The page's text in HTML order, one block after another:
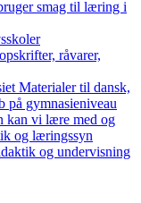
smag til læring i
råvarer,
Materialer til dansk,
gymnasieniveau
kan vi lære med og
og læringssyn
og undervisning